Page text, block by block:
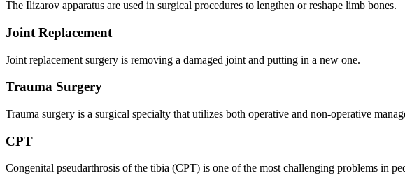
The Ilizarov apparatus are used in surgical procedures to lengthen or reshape limb bones.
Joint Replacement
Joint replacement surgery is removing a damaged joint and putting in a new one.
Trauma Surgery
Trauma surgery is a surgical specialty that utilizes both operative and non-operative
CPT
Congenital pseudarthrosis of the tibia (CPT) is one of the most challenging problems in